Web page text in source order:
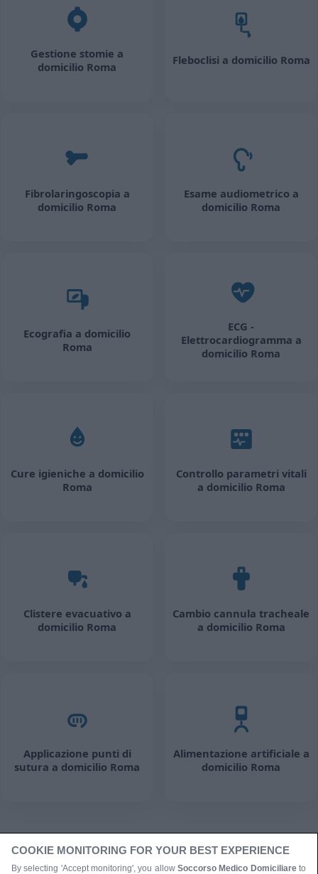
Gestione stomie a
domicilio Roma
Fleboclisi a domicilio Roma
Fibrolaringoscopia a
domicilio Roma
Esame audiometrico a
domicilio Roma
Ecografia a domicilio
Roma
ECG -
Elettrocardiogramma a
domicilio Roma
Cure igieniche a domicilio
Roma
Controllo parametri vitali
a domicilio Roma
Clistere evacuativo a
domicilio Roma
Cambio cannula tracheale
a domicilio Roma
Applicazione punti di
sutura a domicilio Roma
Alimentazione artificiale a
domicilio Roma
COOKIE MONITORING FOR YOUR BEST EXPERIENCE
By selecting 'Accept monitoring', you allow Soccorso Medico Domiciliare to